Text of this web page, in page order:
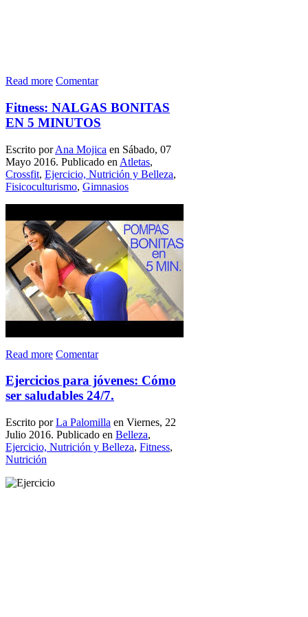
Read more Comentar
Fitness: NALGAS BONITAS
EN 5 MINUTOS
Escrito porAna Mojica en Sábado, 07
Mayo 2016. Publicado en Atletas,
Crossfit, Ejercicio, Nutrición y Belleza,
Fisicoculturismo, Gimnasios
Read more Comentar
Ejercicios para jóvenes: Cómo
ser saludables 24/7.
Escrito porLa Palomilla en Viernes, 22
Julio 2016. Publicado en Belleza,
Ejercicio, Nutrición y Belleza, Fitness,
Nutrición